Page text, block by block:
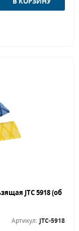
Артикул: JTC-5918